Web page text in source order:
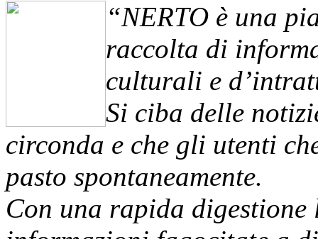
“NERTO è una
raccolta di
culturali e
Si ciba delle
circonda e che gli utenti
pasto spontaneamente.
Con una rapida